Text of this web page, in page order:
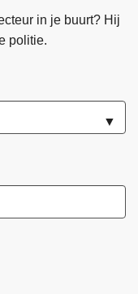
in je buurt? Hij
politie.
▼